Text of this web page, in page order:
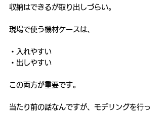
収納はできるが取り出しづらい。
現場で使う機材ケースは、
・入れやすい
・出しやすい
この両方が重要です。
当たり前の話なんですが、モデリングを行っ